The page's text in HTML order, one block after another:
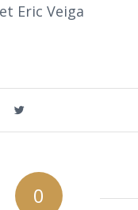
Eric Veiga
0